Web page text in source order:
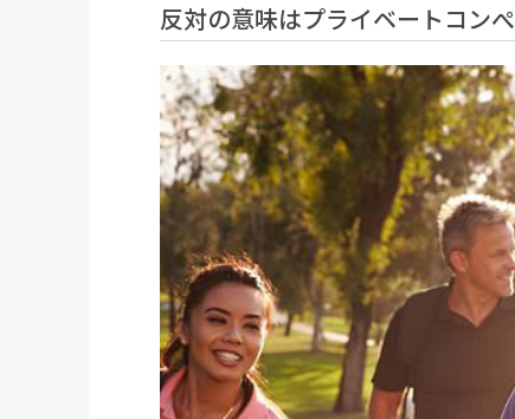
反対の意味はプライベートコンぺ